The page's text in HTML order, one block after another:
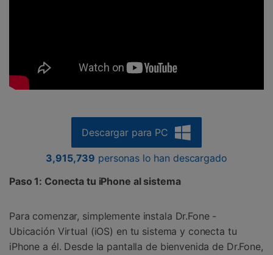
Descargar para PC
3,915,739 personas lo han descargado
Paso 1: Conecta tu iPhone al sistema
Para comenzar, simplemente instala Dr.Fone -
Ubicación Virtual (iOS) en tu sistema y conecta tu
iPhone a él. Desde la pantalla de bienvenida de Dr.Fone,